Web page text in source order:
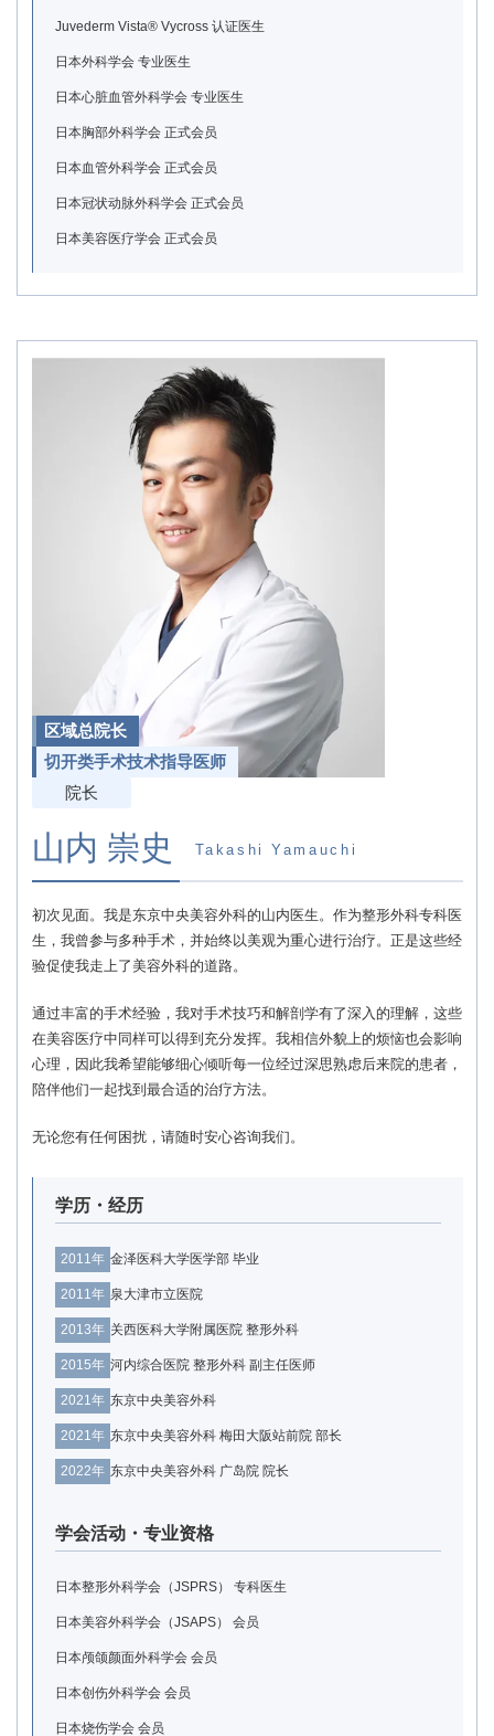
Juvederm Vista® Vycross 认证医生
日本外科学会 专业医生
日本心脏血管外科学会 专业医生
日本胸部外科学会 正式会员
日本血管外科学会 正式会员
日本冠状动脉外科学会 正式会员
日本美容医疗学会 正式会员
区域总院长
切开类手术技术指导医师
院长
山内 崇史 Takashi Yamauchi
初次见面。我是东京中央美容外科的山内医生。作为整形外科专科医
生，我曾参与多种手术，并始终以美观为重心进行治疗。正是这些经
验促使我走上了美容外科的道路。
通过丰富的手术经验，我对手术技巧和解剖学有了深入的理解，这些
在美容医疗中同样可以得到充分发挥。我相信外貌上的烦恼也会影响
心理，因此我希望能够细心倾听每一位经过深思熟虑后来院的患者，
陪伴他们一起找到最合适的治疗方法。
无论您有任何困扰，请随时安心咨询我们。
学历・经历
2011年 金泽医科大学医学部 毕业
2011年 泉大津市立医院
2013年 关西医科大学附属医院 整形外科
2015年 河内综合医院 整形外科 副主任医师
2021年 东京中央美容外科
2021年 东京中央美容外科 梅田大阪站前院 部长
2022年 东京中央美容外科 广岛院 院长
学会活动・专业资格
日本整形外科学会（JSPRS） 专科医生
日本美容外科学会（JSAPS） 会员
日本颅颌颜面外科学会 会员
日本创伤外科学会 会员
日本烧伤学会 会员